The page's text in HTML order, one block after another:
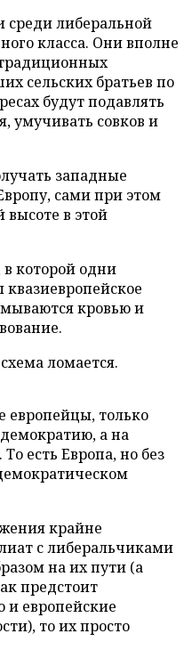
среди либеральной
класса. Они вполне
сельских братьев по
будут подавлять
умучивать совков и
западные
сами при этом
высоте в этой
в которой одни
квазиевропейское
кровью и
ломается.
европейцы, только
а на
есть Европа, но без
крайне
с либеральчиками
на их пути (а
предстоит
и европейские
то их просто